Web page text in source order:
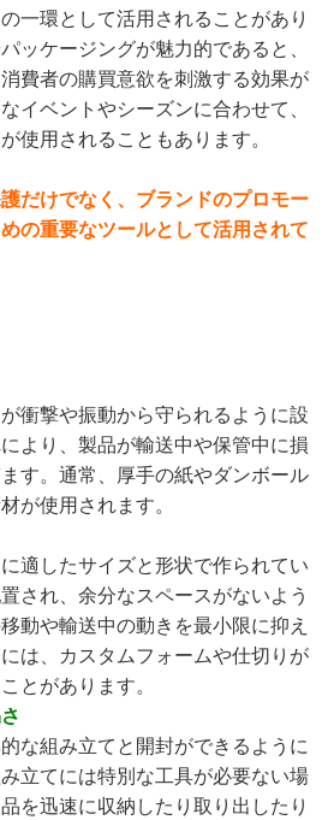
一環として活用されることがあり
ッケージングが魅力的であると、
費者の購買意欲を刺激する効果が
イベントやシーズンに合わせて、
使用されることもあります。
だけでなく、ブランドのプロモー
の重要なツールとして活用されて
衝撃や振動から守られるように設
より、製品が輸送中や保管中に損
す。通常、厚手の紙やダンボール
が使用されます。
適したサイズと形状で作られてい
され、余分なスペースがないよう
動や輸送中の動きを最小限に抑え
は、カスタムフォームや仕切りが
とがあります。
な組み立てと開封ができるように
立てには特別な工具が必要ない場
を迅速に収納したり取り出したり